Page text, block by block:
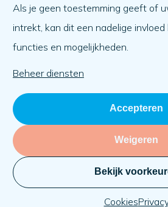
Als je geen toestemming geeft of
intrekt, kan dit een nadelige
functies en mogelijkheden.
Beheer diensten
Accepteren
Weigeren
Bekijk
Cookies
Over ons
Werken bij
Team
Privacy